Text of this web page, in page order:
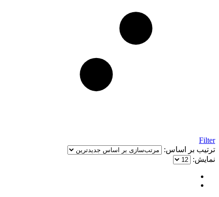
Filter
ترتیب بر اساس:
نمایش: